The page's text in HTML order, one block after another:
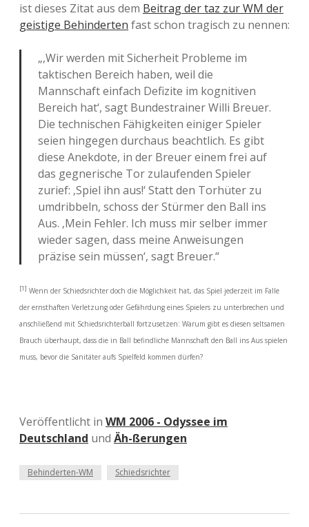
ist dieses Zitat aus dem Beitrag der taz zur WM der
geistige Behinderten fast schon tragisch zu nennen:
„‚Wir werden mit Sicherheit Probleme im
taktischen Bereich haben, weil die
Mannschaft einfach Defizite im kognitiven
Bereich hat‘, sagt Bundestrainer Willi Breuer.
Die technischen Fähigkeiten einiger Spieler
seien hingegen durchaus beachtlich. Es gibt
diese Anekdote, in der Breuer einem frei auf
das gegnerische Tor zulaufenden Spieler
zurief: ‚Spiel ihn aus!‘ Statt den Torhüter zu
umdribbeln, schoss der Stürmer den Ball ins
Aus. ‚Mein Fehler. Ich muss mir selber immer
wieder sagen, dass meine Anweisungen
präzise sein müssen‘, sagt Breuer.“
[1] Wenn der Schiedsrichter doch die Möglichkeit hat, das Spiel jederzeit im Falle
der ernsthaften Verletzung oder Gefährdung eines Spielers zu unterbrechen und
anschließend mit Schiedsrichterball fortzusetzen: Warum gibt es diesen seltsamen
Brauch überhaupt, dass die in Ball befindliche Mannschaft den Ball ins Aus spielen
muss, bevor die Sanitäter aufs Spielfeld kommen dürfen?
Veröffentlicht in WM 2006 - Odyssee im
Deutschland und Äh-ßerungen
Behinderten-WM Schiedsrichter